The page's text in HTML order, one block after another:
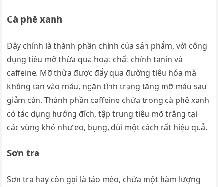
Cà phê xanh
Đây chính là thành phần chính của sản phẩm, với công
dụng tiêu mỡ thừa qua hoạt chất chính tanin và
caffeine. Mỡ thừa được đẩy qua đường tiêu hóa mà
không tan vào máu, ngăn tình trạng tăng mỡ máu sau
giảm cân. Thành phần caffeine chứa trong cà phê xanh
có tác dụng hướng đích, tập trung tiêu mỡ trắng tại
các vùng khó như eo, bụng, đùi một cách rất hiệu quả.
Sơn tra
Sơn tra hay còn gọi là táo mèo, chứa một hàm lượng